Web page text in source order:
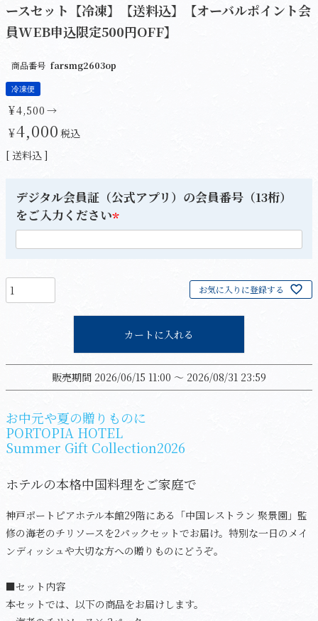
ースセット【冷凍】【送料込】【オーバルポイント会
員WEB申込限定500円OFF】
商品番号 farsmg2603op
冷凍便
¥4,500 →
¥4,000 税込
送料込
デジタル会員証（公式アプリ）の会員番号（13桁）
をご入力ください
お気に入りに登録する
カートに入れる
販売期間 2026/06/15 11:00 〜 2026/08/31 23:59
お中元や夏の贈りものに
PORTOPIA HOTEL
Summer Gift Collection2026
ホテルの本格中国料理をご家庭で
神戸ポートピアホテル本館29階にある「中国レストラン 聚景園」監
修の海老のチリソースを2パックセットでお届け。特別な一日のメイ
ンディッシュや大切な方への贈りものにどうぞ。
■セット内容
本セットでは、以下の商品をお届けします。